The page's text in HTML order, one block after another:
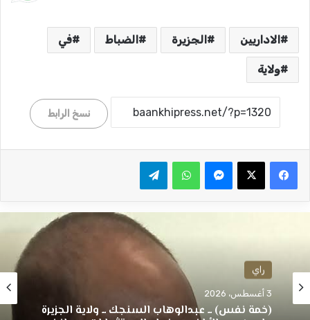
الاداريين الجزيرة الضباط في
ولاية
نسخ الرابط
واتساب
راي
3 أغسطس، 2026
2 أغسطس، 2026